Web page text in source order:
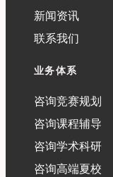
新闻资讯
联系我们
业务体系
咨询竞赛规划
咨询课程辅导
咨询学术科研
咨询高端夏校